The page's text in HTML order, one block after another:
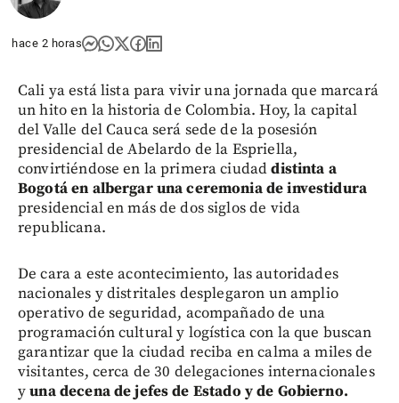
hace 2 horas
Cali ya está lista para vivir una jornada que marcará
un hito en la historia de Colombia. Hoy, la capital
del Valle del Cauca será sede de la posesión
presidencial de Abelardo de la Espriella,
convirtiéndose en la primera ciudaddistinta a
Bogotá en albergar una ceremonia de investidura
presidencial en más de dos siglos de vida
republicana.
De cara a este acontecimiento, las autoridades
nacionales y distritales desplegaron un amplio
operativo de seguridad, acompañado de una
programación cultural y logística con la que buscan
garantizar que la ciudad reciba en calma a miles de
visitantes, cerca de 30 delegaciones internacionales
yuna decena de jefes de Estado y de Gobierno.